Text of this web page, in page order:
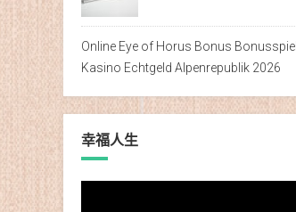
Online Eye of Horus Bonus Bonusspiel
Kasino Echtgeld Alpenrepublik 2026
幸福人生